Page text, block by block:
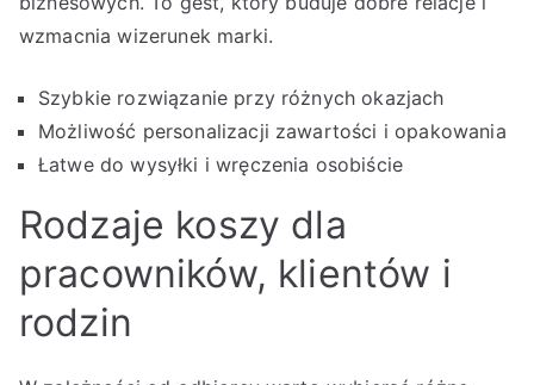
wzmacnia wizerunek marki.
Szybkie rozwiązanie przy różnych okazjach
Możliwość personalizacji zawartości i opakowania
Łatwe do wysyłki i wręczenia osobiście
Rodzaje koszy dla
pracowników, klientów i
rodzin